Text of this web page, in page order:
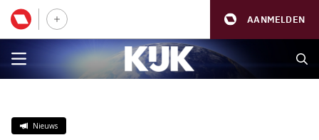
AANMELDEN
Nieuws